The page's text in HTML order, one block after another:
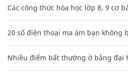
Các công thức hóa học lớp 8, 9 cơ
20 số điện thoại ma ám bạn không
Nhiều điểm bất thường ở bằng đại